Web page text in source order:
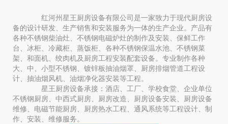
红河州星王厨房设备有限公司是一家致力于现代厨房设
备的设计研发、生产销售和安装服务为一体的生产企业。产品有
各种不锈钢柴油灶、不锈钢电磁炉灶的制作及安装、保鲜工作
台、冰柜、冷藏柜、蒸饭柜、各种不锈钢保温水池、不锈钢菜
架、和面机、绞肉机及厨房工程安装配套设备。专业制作各种
大、中、小型不锈钢、镀锌板抽油烟罩、厨房排烟管道工程设
计、抽油烟风机、油烟净化器安装等工程。
星王厨房设备承接：酒店、工厂、学校食堂、企业单位
不锈钢厨房、中西式厨房、厨房改造、厨房设备安装、厨房设备
维修、电磁节能厨房、厨房热水工程、通风系统等工程设计、制
作、安装、维修服务。